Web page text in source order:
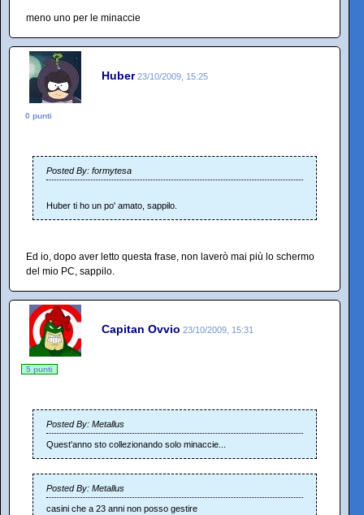
meno uno per le minaccie
Huber 23/10/2009, 15:25
0 punti
Posted By: formytesa
Huber ti ho un po' amato, sappilo.
Ed io, dopo aver letto questa frase, non laverò mai più lo schermo
del mio PC, sappilo.
Capitan Ovvio 23/10/2009, 15:31
5 punti
Posted By: Metallus
Quest'anno sto collezionando solo minaccie...
Posted By: Metallus
casini che a 23 anni non posso gestire